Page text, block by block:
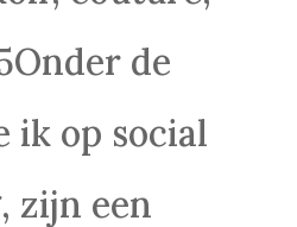
de
ik op social
zijn een